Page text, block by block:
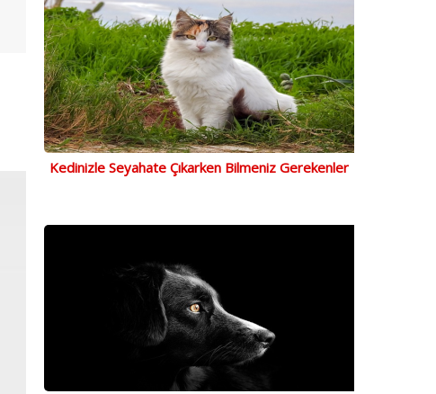
Kedinizle Seyahate Çıkarken Bilmeniz Gerekenler